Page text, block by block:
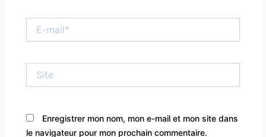
mail*
Enregistrer mon nom, mon e-mail et mon site dans
le navigateur pour mon prochain commentaire.